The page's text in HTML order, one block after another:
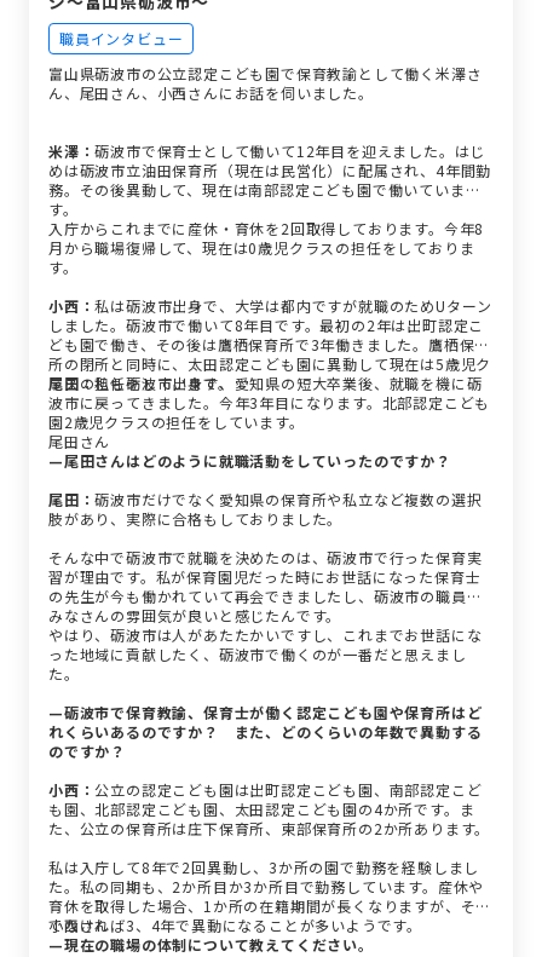
職員インタビュー
富山県砺波市の公立認定こども園で保育教諭として働く米澤さ
ん、尾田さん、小西さんにお話を伺いました。
米澤：砺波市で保育士として働いて12年目を迎えました。はじ
めは砺波市立油田保育所（現在は民営化）に配属され、4年間勤
務。その後異動して、現在は南部認定こども園で働いていま
す。
入庁からこれまでに産休・育休を2回取得しております。今年8
月から職場復帰して、現在は0歳児クラスの担任をしておりま
す。
小西：私は砺波市出身で、大学は都内ですが就職のためUターン
しました。砺波市で働いて8年目です。最初の2年は出町認定こ
ども園で働き、その後は鷹栖保育所で3年働きました。鷹栖保育
所の閉所と同時に、太田認定こども園に異動して現在は5歳児ク
ラスの担任をしています。
尾田：私も砺波市出身で、愛知県の短大卒業後、就職を機に砺
波市に戻ってきました。今年3年目になります。北部認定こども
園2歳児クラスの担任をしています。
尾田さん
—尾田さんはどのように就職活動をしていったのですか？
尾田：砺波市だけでなく愛知県の保育所や私立など複数の選択
肢があり、実際に合格もしておりました。
そんな中で砺波市で就職を決めたのは、砺波市で行った保育実
習が理由です。私が保育園児だった時にお世話になった保育士
の先生が今も働かれていて再会できましたし、砺波市の職員の
みなさんの雰囲気が良いと感じたんです。
やはり、砺波市は人があたたかいですし、これまでお世話にな
った地域に貢献したく、砺波市で働くのが一番だと思えまし
た。
—砺波市で保育教諭、保育士が働く認定こども園や保育所はど
れくらいあるのですか？ また、どのくらいの年数で異動する
のですか？
小西：公立の認定こども園は出町認定こども園、南部認定こど
も園、北部認定こども園、太田認定こども園の4か所です。ま
た、公立の保育所は庄下保育所、東部保育所の2か所あります。
私は入庁して8年で2回異動し、3か所の園で勤務を経験しまし
た。私の同期も、2か所目か3か所目で勤務しています。産休や
育休を取得した場合、1か所の在籍期間が長くなりますが、そう
でなければ3、4年で異動になることが多いようです。
小西さん
—現在の職場の体制について教えてください。